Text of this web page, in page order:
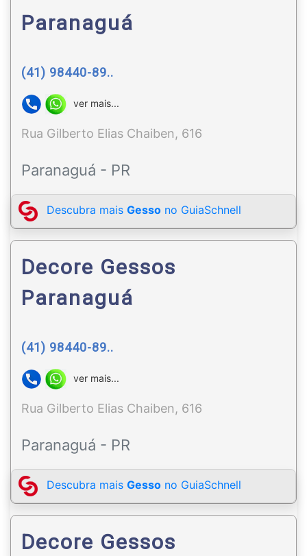
Paranaguá
(41) 98440-89..
ver mais...
Rua Gilberto Elias Chaiben, 616
Paranaguá - PR
Descubra mais Gesso no GuiaSchnell
Decore Gessos
Paranaguá
(41) 98440-89..
ver mais...
Rua Gilberto Elias Chaiben, 616
Paranaguá - PR
Descubra mais Gesso no GuiaSchnell
Decore Gessos